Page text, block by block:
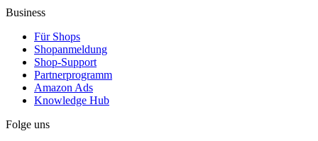
Business
Für Shops
Shopanmeldung
Shop-Support
Partnerprogramm
Amazon Ads
Knowledge Hub
Folge uns